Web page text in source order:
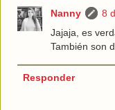
Nanny
8
Jajaja, es
También son
Responder